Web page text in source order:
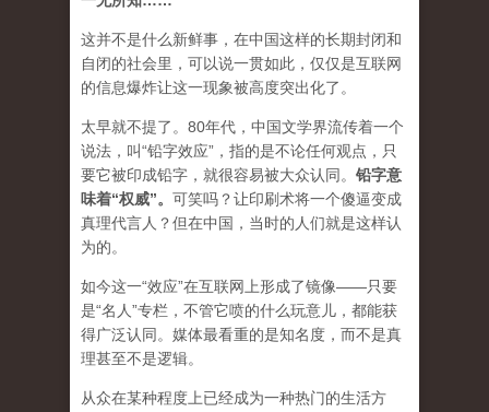
这并不是什么新鲜事，在中国这样的长期封闭和
自闭的社会里，可以说一贯如此，仅仅是互联网
的信息爆炸让这一现象被高度突出化了。
太早就不提了。80年代，中国文学界流传着一个
说法，叫“铅字效应”，指的是不论任何观点，只
要它被印成铅字，就很容易被大众认同。 铅字意
味着“权威”。 可笑吗？让印刷术将一个傻逼变成
真理代言人？但在中国，当时的人们就是这样认
为的。
如今这一“效应”在互联网上形成了镜像——只要
是“名人”专栏，不管它喷的什么玩意儿，都能获
得广泛认同。媒体最看重的是知名度，而不是真
理甚至不是逻辑。
从众在某种程度上已经成为一种热门的生活方